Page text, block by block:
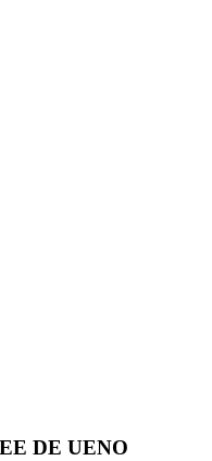
DE UENO